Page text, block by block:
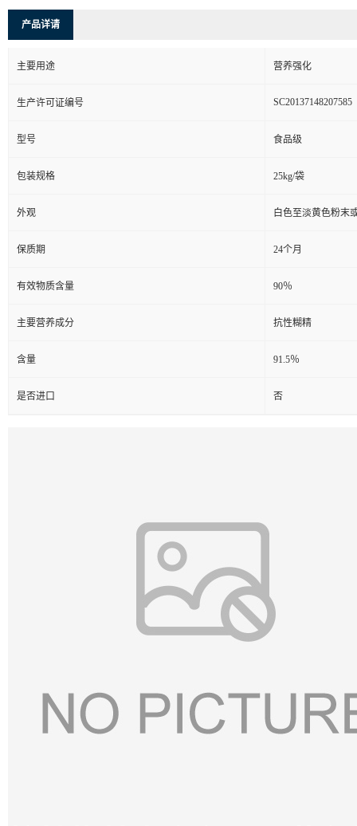
产品详请
主要用途 营养强化
生产许可证编号 SC20137148207585
型号 食品级
包装规格 25kg/袋
外观 白色至淡黄色粉末
保质期 24个月
有效物质含量 90％
主要营养成分 抗性糊精
含量 91.5％
是否进口 否